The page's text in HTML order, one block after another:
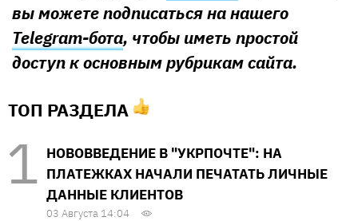
вы можете подписаться на нашего
Telegram-бота, чтобы иметь простой
доступ к основным рубрикам сайта.
ТОП РАЗДЕЛА
НОВОВВЕДЕНИЕ В "УКРПОЧТЕ": НА
ПЛАТЕЖКАХ НАЧАЛИ ПЕЧАТАТЬ ЛИЧНЫЕ
ДАННЫЕ КЛИЕНТОВ
03 Августа 14:04